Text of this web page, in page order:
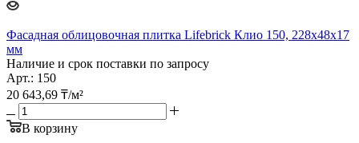
Фасадная облицовочная плитка Lifebrick Клио 150, 228х48х17
мм
Наличие и срок поставки по запросу
Арт.: 150
20 643,69 ₸/м²
В корзину